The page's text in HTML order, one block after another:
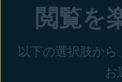
閲覧を
以下の選択肢か
お